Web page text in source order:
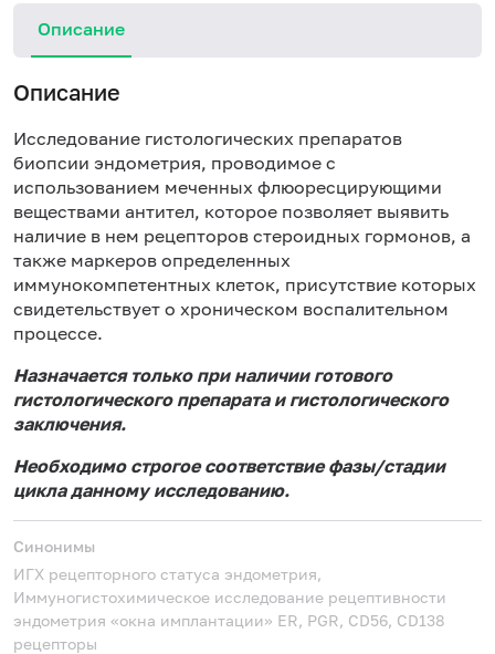
Описание
Описание
Исследование гистологических препаратов
биопсии эндометрия, проводимое с
использованием меченных флюоресцирующими
веществами антител, которое позволяет выявить
наличие в нем рецепторов стероидных гормонов, а
также маркеров определенных
иммунокомпетентных клеток, присутствие которых
свидетельствует о хроническом воспалительном
процессе.
Назначается только при наличии готового
гистологического препарата и гистологического
заключения.
Необходимо строгое соответствие фазы/стадии
цикла данному исследованию.
Синонимы
ИГХ рецепторного статуса эндометрия,
Иммуногистохимическое исследование рецептивности
эндометрия «окна имплантации» ER, PGR, СD56, CD138
рецепторы